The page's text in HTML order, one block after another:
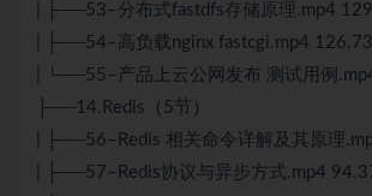
| ├──53–分布式fastdfs存储原理.mp4
| ├──54–高负载nginx fastcgi.mp4
| └──55–产品上云公网发布 测试用例
├──14.Redis（5节）
| ├──56–Redis 相关命令详解及其原理
| ├──57–Redis协议与异步方式.mp4